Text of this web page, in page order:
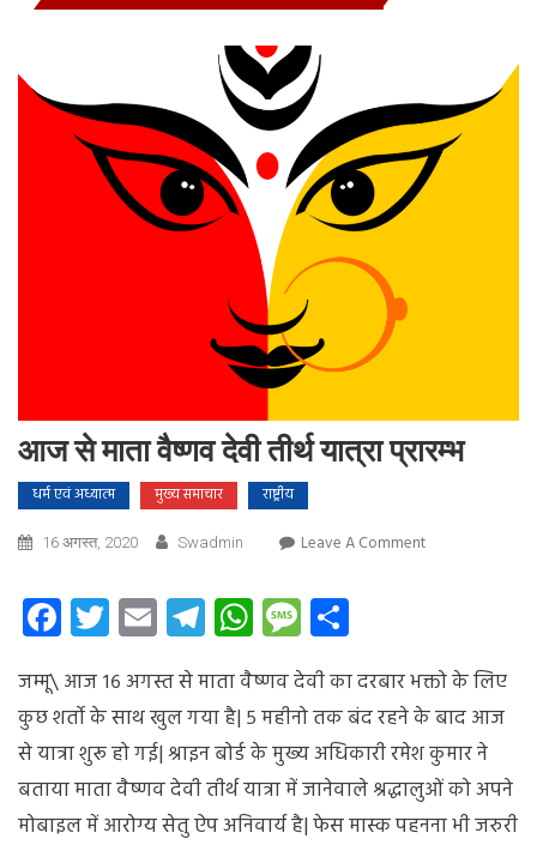
आज से माता वैष्णव देवी तीर्थ यात्रा प्रारम्भ
धर्म एवं अध्यात्म मुख्य समाचार राष्ट्रीय
16 अगस्त, 2020 Swadmin Leave A CommentOn
देवी
तीर्थ
प्रारम्भ
Facebook
Twitter
EmailTelegram
WhatsApp
Message
जम्मू\ आज १६ अगस्त से माता वैष्णव देवी कादरबार भक्तो के लिए
कुछ शर्तो के साथ खुल गया है| ५ महीनो तक बंद रहने के बाद आज
से यात्रा शुरू हो गई| श्राइन बोर्ड के मुख्य अधिकारी रमेश कुमार ने
बताया माता वैष्णव देवी तीर्थ यात्रा में जानेवाले श्रद्धालुओं को अपने
मोबाइल में आरोग्य सेतु ऐप अनिवार्य है| फेस मास्क पहनना भी जरुरी